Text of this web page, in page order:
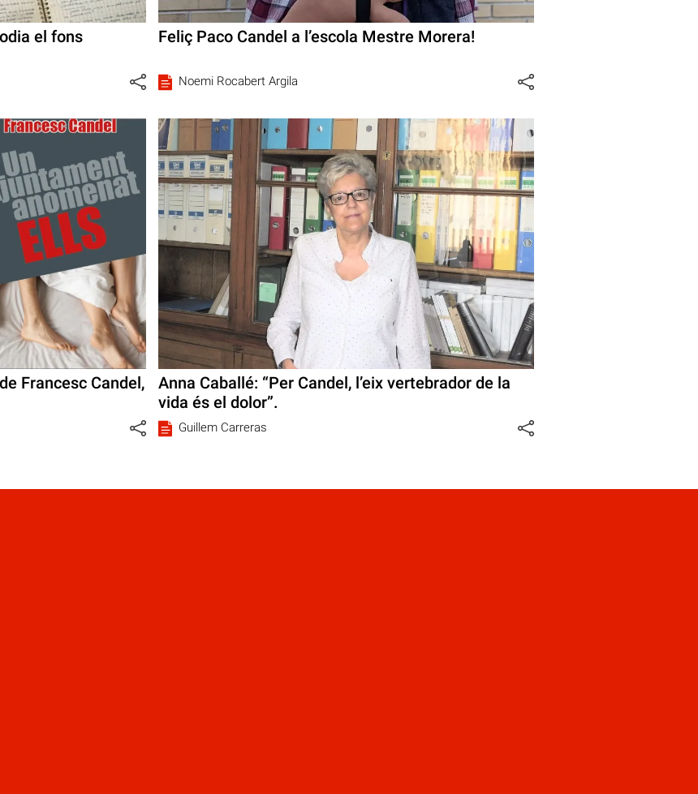
el fons
Feliç Paco Candel a l’escola Mestre Morera!
Noemi Rocabert Argila
Francesc Candel,
Anna Caballé: “Per Candel, l’eix vertebrador de la
vida és el dolor”.
Guillem Carreras